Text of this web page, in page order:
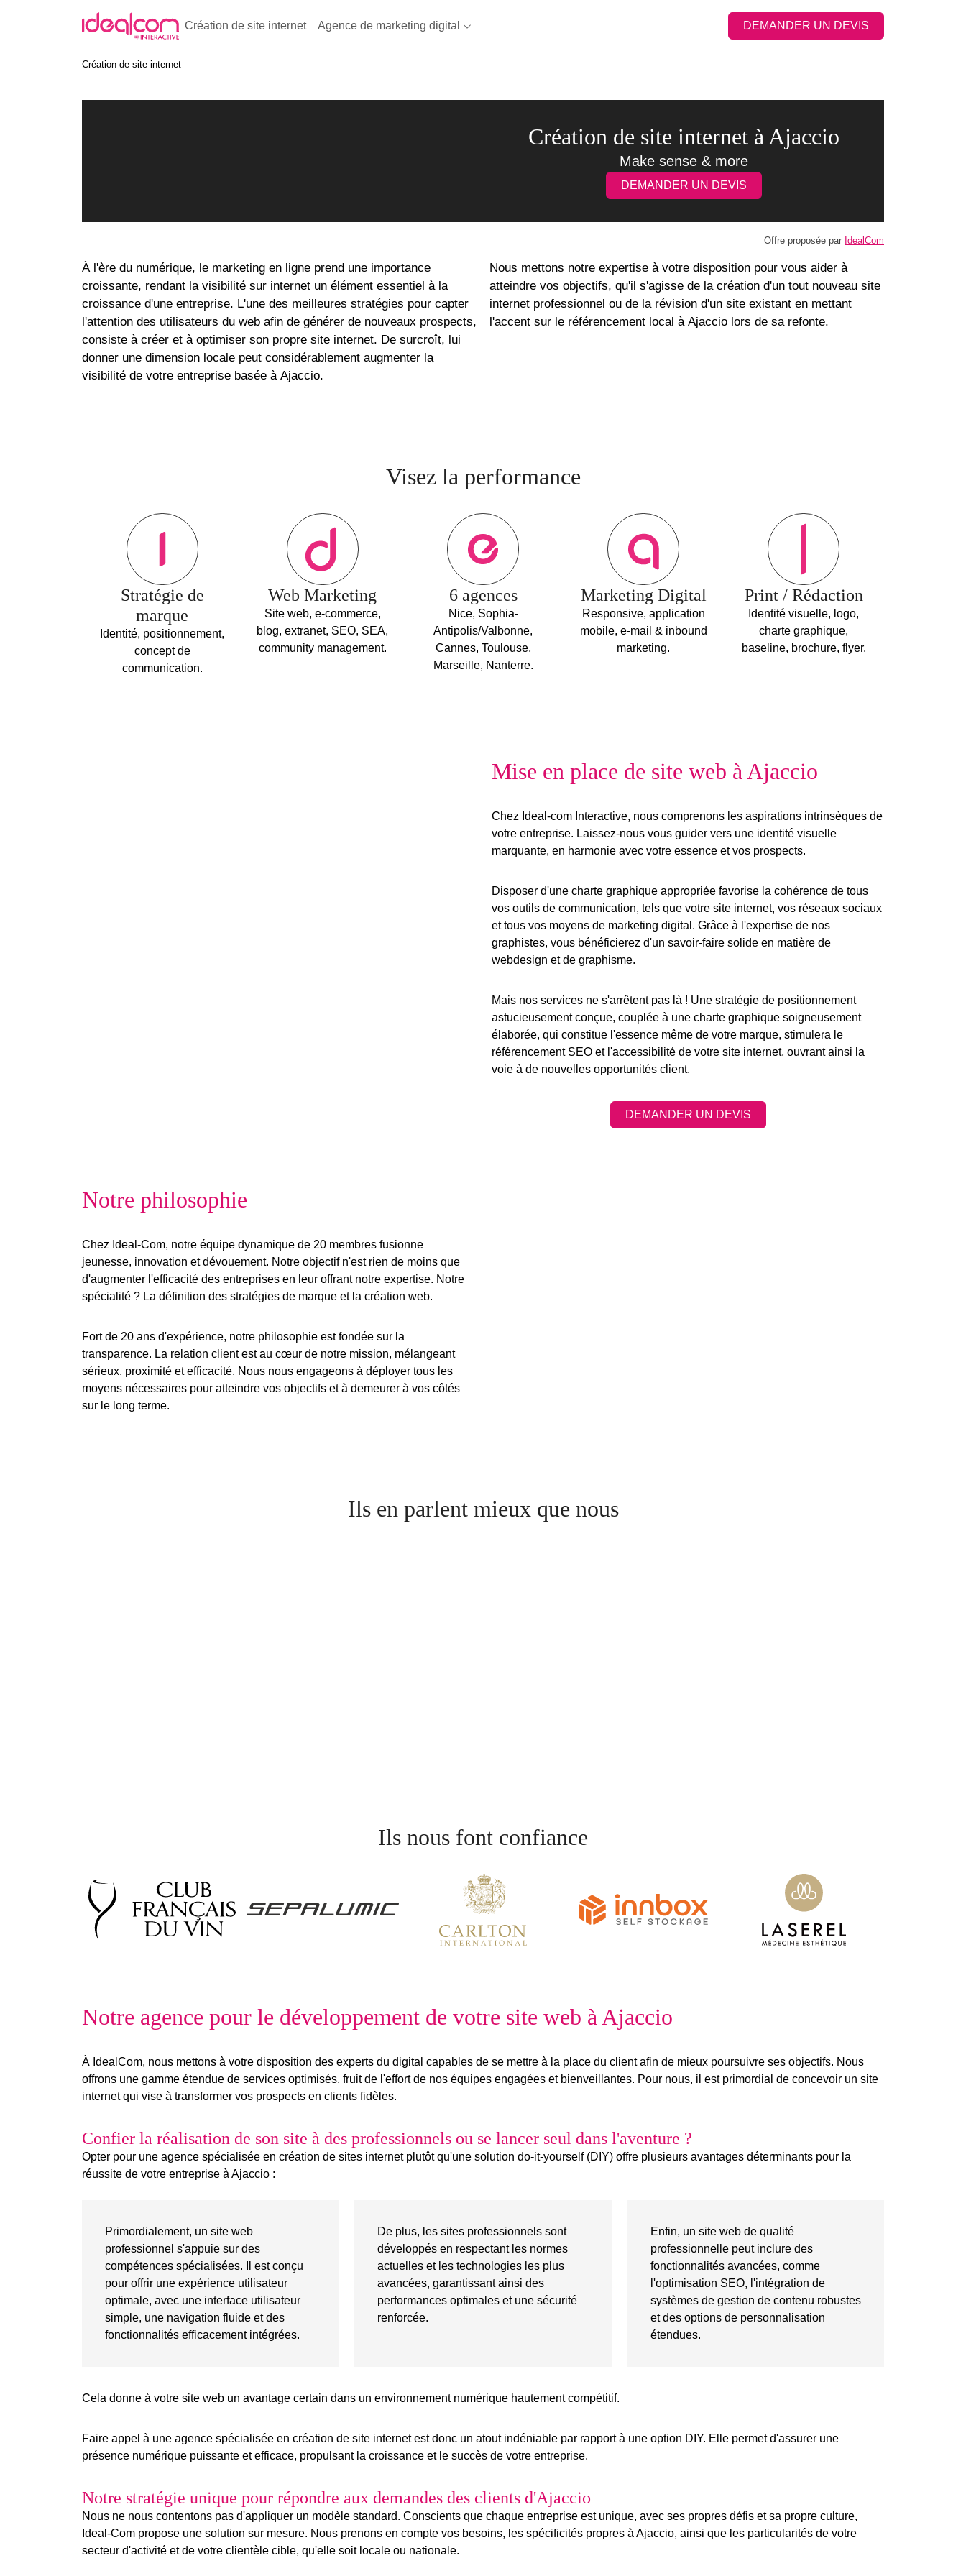
Création de site internet Agence de marketing digital DEMANDER UN DEVIS
Création de site internet
Création de site internet à Ajaccio
Make sense & more
DEMANDER UN DEVIS
Offre proposée par IdealCom
À l'ère du numérique, le marketing en ligne prend une importance
croissante, rendant la visibilité sur internet un élément essentiel à la
croissance d'une entreprise. L'une des meilleures stratégies pour capter
l'attention des utilisateurs du web afin de générer de nouveaux prospects,
consiste à créer et à optimiser son propre site internet. De surcroît, lui
donner une dimension locale peut considérablement augmenter la
visibilité de votre entreprise basée à Ajaccio.
Nous mettons notre expertise à votre disposition pour vous aider à
atteindre vos objectifs, qu'il s'agisse de la création d'un tout nouveau site
internet professionnel ou de la révision d'un site existant en mettant
l'accent sur le référencement local à Ajaccio lors de sa refonte.
Visez la performance
Stratégie de
marque
Identité, positionnement,
concept de
communication.
Web Marketing
Site web, e-commerce,
blog, extranet, SEO, SEA,
community management.
6 agences
Nice, Sophia-
Antipolis/Valbonne,
Cannes, Toulouse,
Marseille, Nanterre.
Marketing Digital
Responsive, application
mobile, e-mail & inbound
marketing.
Print / Rédaction
Identité visuelle, logo,
charte graphique,
baseline, brochure, flyer.
Mise en place de site web à Ajaccio
Chez Ideal-com Interactive, nous comprenons les aspirations intrinsèques de
votre entreprise. Laissez-nous vous guider vers une identité visuelle
marquante, en harmonie avec votre essence et vos prospects.
Disposer d'une charte graphique appropriée favorise la cohérence de tous
vos outils de communication, tels que votre site internet, vos réseaux sociaux
et tous vos moyens de marketing digital. Grâce à l'expertise de nos
graphistes, vous bénéficierez d'un savoir-faire solide en matière de
webdesign et de graphisme.
Mais nos services ne s'arrêtent pas là ! Une stratégie de positionnement
astucieusement conçue, couplée à une charte graphique soigneusement
élaborée, qui constitue l'essence même de votre marque, stimulera le
référencement SEO et l'accessibilité de votre site internet, ouvrant ainsi la
voie à de nouvelles opportunités client.
DEMANDER UN DEVIS
Notre philosophie
Chez Ideal-Com, notre équipe dynamique de 20 membres fusionne
jeunesse, innovation et dévouement. Notre objectif n'est rien de moins que
d'augmenter l'efficacité des entreprises en leur offrant notre expertise. Notre
spécialité ? La définition des stratégies de marque et la création web.
Fort de 20 ans d'expérience, notre philosophie est fondée sur la
transparence. La relation client est au cœur de notre mission, mélangeant
sérieux, proximité etefficacité. Nous nous engageons à déployer tous les
moyens nécessaires pour atteindre vos objectifs et à demeurer à vos côtés
sur le long terme.
Ils en parlent mieux que nous
Ils nous font confiance
Notre agence pour le développement de votre site web à Ajaccio
À IdealCom, nous mettons à votre disposition des experts du digital capables de se mettre à la place du clientafin de mieux poursuivre ses objectifs. Nous
offrons une gamme étendue de services optimisés, fruit de l'effort de nos équipes engagées et bienveillantes. Pour nous, il est primordial de concevoir un site
internetqui vise à transformer vos prospects en clients fidèles.
Confier la réalisation de son site à des professionnels ou se lancer seul dans l'aventure ?
Opter pour une agence spécialisée en création de sites internet plutôt qu'une solution do-it-yourself (DIY) offre plusieurs avantages déterminants pour la
réussite de votre entreprise à Ajaccio :
Primordialement, un site web
professionnel s'appuie sur des
compétences spécialisées. Il est conçu
pour offrir une expérience utilisateur
optimale, avec une interface utilisateur
simple, une navigation fluide et des
fonctionnalités efficacement intégrées.
De plus, les sites professionnels sont
développés en respectant les normes
actuelles et les technologies les plus
avancées, garantissant ainsi des
performances optimales et une sécurité
renforcée.
Enfin, un site web de qualité
professionnelle peut inclure des
fonctionnalités avancées, comme
l'optimisation SEO, l'intégration de
systèmes de gestion de contenu robustes
et des options de personnalisation
étendues.
Cela donne à votre site web un avantage certain dans un environnement numérique hautement compétitif.
Faire appel à une agence spécialisée en création de site internetest donc un atout indéniable par rapport à une option DIY. Elle permet d'assurer une
présence numérique puissante et efficace, propulsant la croissance et le succès de votre entreprise.
Notre stratégie unique pour répondre aux demandes des clients d'Ajaccio
Nous ne nous contentons pas d'appliquer un modèle standard. Conscients que chaque entreprise est unique, avec ses propres défis et sa propre culture,
Ideal-Com propose une solution sur mesure. Nous prenons en compte vos besoins, les spécificités propres à Ajaccio, ainsi que les particularités de votre
secteur d'activité et de votre clientèle cible, qu'elle soit locale ou nationale.